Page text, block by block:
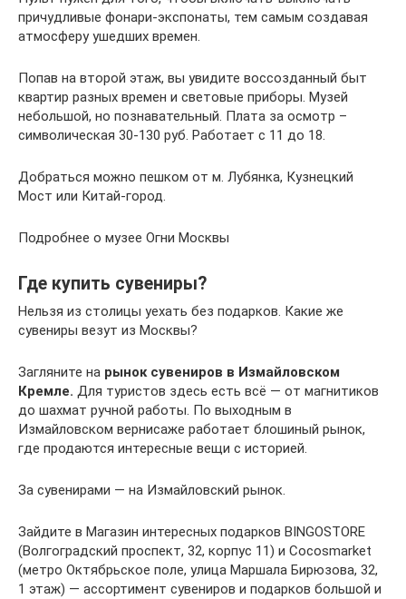
причудливые фонари-экспонаты, тем самым создавая
атмосферу ушедших времен.
Попав на второй этаж, вы увидите воссозданный быт
квартир разных времен и световые приборы. Музей
небольшой, но познавательный. Плата за осмотр –
символическая 30-130 руб. Работает с 11 до 18.
Добраться можно пешком от м. Лубянка, Кузнецкий
Мост или Китай-город.
Подробнее о музее Огни Москвы
Где купить сувениры?
Нельзя из столицы уехать без подарков. Какие же
сувениры везут из Москвы?
Загляните на рынок сувениров в Измайловском
Кремле. Для туристов здесь есть всё — от магнитиков
до шахмат ручной работы. По выходным в
Измайловском вернисаже работает блошиный рынок,
где продаются интересные вещи с историей.
За сувенирами — на Измайловский рынок.
Зайдите в Магазин интересных подарков BINGOSTORE
(Волгоградский проспект, 32, корпус 11) и Cocosmarket
(метро Октябрьское поле, улица Маршала Бирюзова, 32,
1 этаж) — ассортимент сувениров и подарков большой и